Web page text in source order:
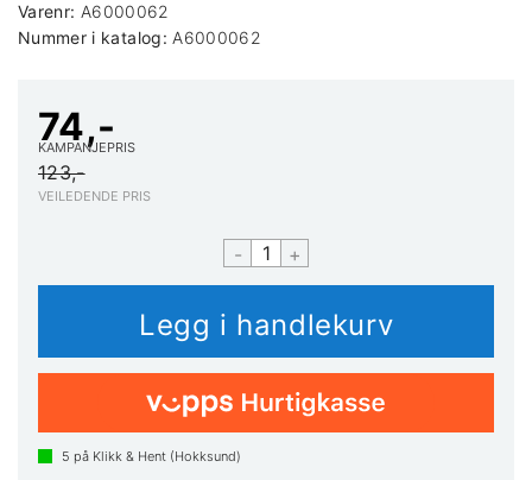
Varenr: A6000062
Nummer i katalog: A6000062
74,-
KAMPANJEPRIS
123,-
VEILEDENDE PRIS
- +
5 på Klikk & Hent (Hokksund)